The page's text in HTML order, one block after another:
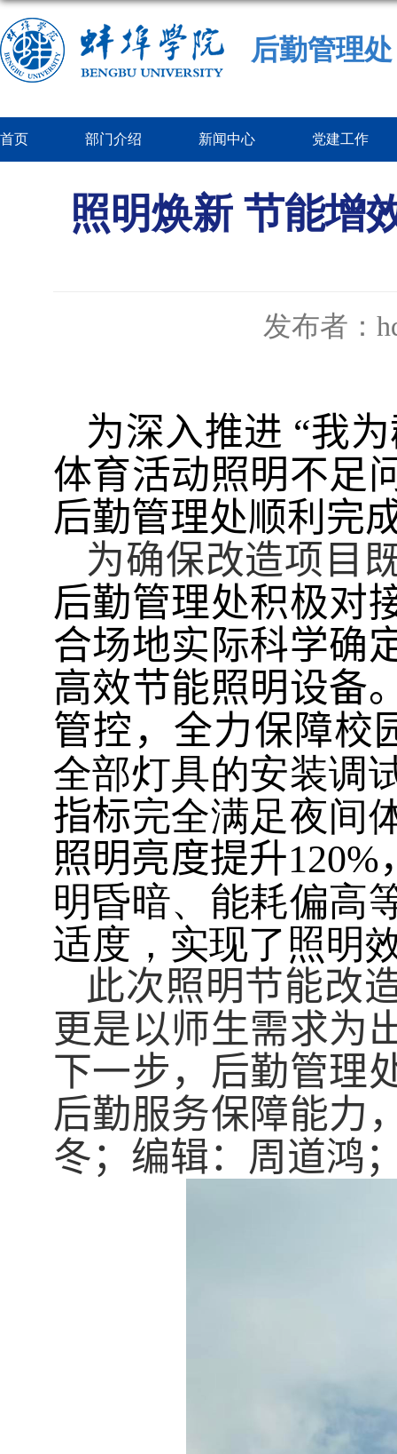
后勤管理处
首页 部门介绍 新闻中心 党建工作
照明焕新 节能增
发布者：
为深入推进 “我
体育活动照明不足
后勤管理处顺利完
为确保改造项目
后勤管理处积极对
合场地实际科学确
高效节能照明设备
管控，全力保障校
全部灯具的安装调
指标完全满足夜间
照明亮度提升120%
明昏暗、能耗偏高
适度，实现了照明
此次照明节能改
更是以师生需求为
下一步， 后勤管理
后勤服务保障能力
冬；编辑：周道鸿